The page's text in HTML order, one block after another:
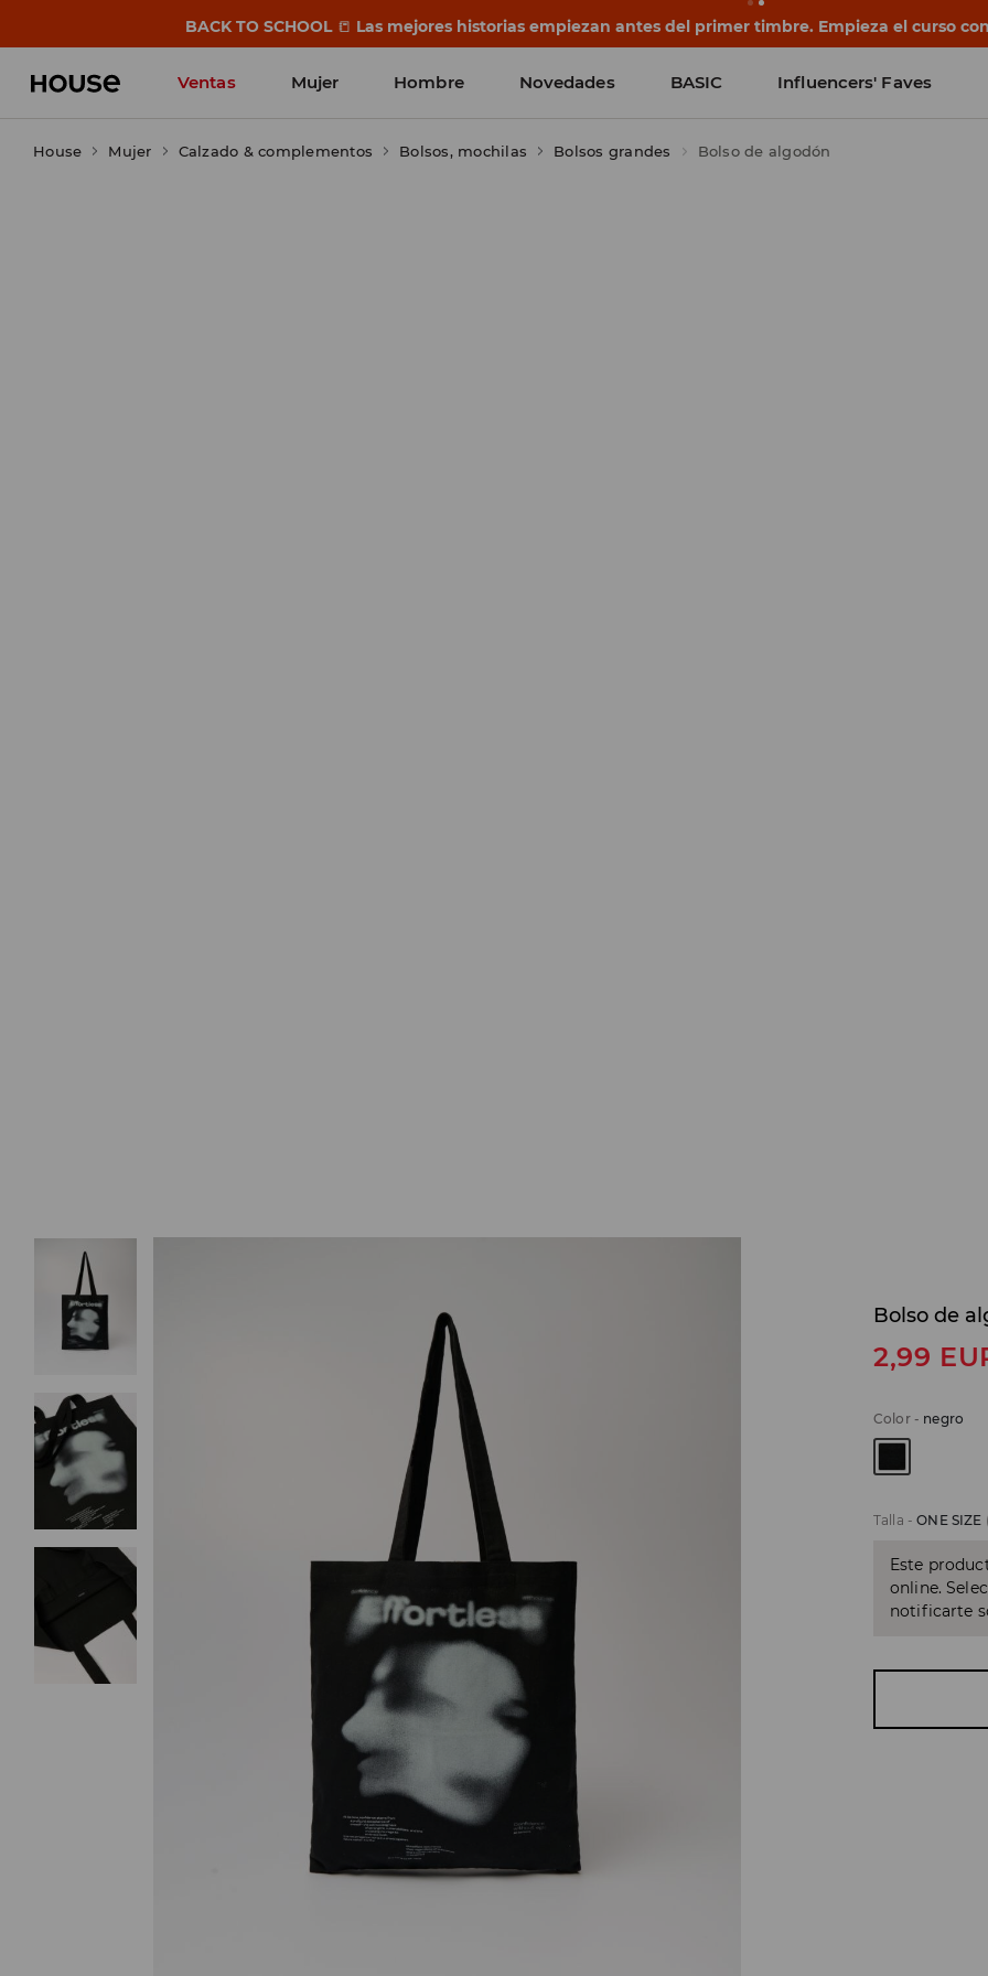
BACK TO SCHOOL 📒 Las mejores historias empiezan antes del primer timbre. Empieza el curso
Ventas Mujer Hombre Novedades BASIC Influencers' Faves
House Mujer Calzado & complementos Bolsos, mochilas Bolsos grandes Bolso de algodón
Bolso de
2,99
Color- negro
Talla -ONE SIZE
Este
online.
notificarte